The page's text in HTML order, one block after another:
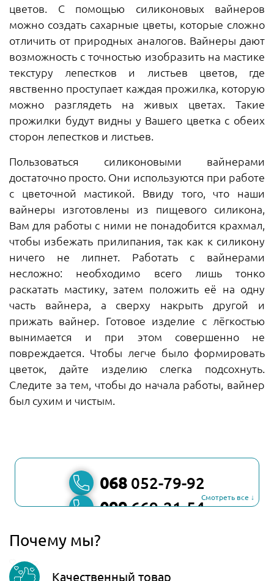
цветов. С помощью силиконовых вайнеров
можно создать сахарные цветы, которые сложно
отличить от природных аналогов. Вайнеры дают
возможность с точностью изобразить на мастике
текстуру лепестков и листьев цветов, где
явственно проступает каждая прожилка, которую
можно разглядеть на живых цветах. Такие
прожилки будут видны у Вашего цветка с обеих
сторон лепестков и листьев.
Пользоваться силиконовыми вайнерами
достаточно просто. Они используются при работе
с цветочной мастикой. Ввиду того, что наши
вайнеры изготовлены из пищевого силикона,
Вам для работы с ними не понадобится крахмал,
чтобы избежать прилипания, так как к силикону
ничего не липнет. Работать с вайнерами
несложно: необходимо всего лишь тонко
раскатать мастику, затем положить её на одну
часть вайнера, а сверху накрыть другой и
прижать вайнер. Готовое изделие с лёгкостью
вынимается и при этом совершенно не
повреждается. Чтобы легче было формировать
цветок, дайте изделию слегка подсохнуть.
Следите за тем, чтобы до начала работы, вайнер
был сухим и чистым.
068 052-79-92
099669-21-54
067
Смотреть все ↓
Почему мы?
Качественный товар